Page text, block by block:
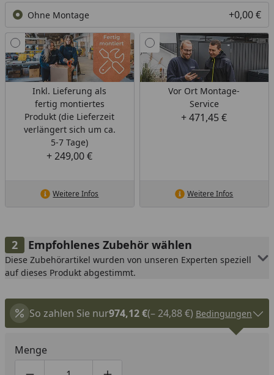
Ohne Montage +0,00 €
Inkl. Lieferung als
fertig montiertes
Produkt (die Lieferzeit
verlängert sich um ca.
5-7 Tage)
+ 249,00 €
Weitere Infos
Vor Ort Montage-
Service
+ 471,45 €
Weitere Infos
Empfohlenes Zubehör wählen
Diese Zubehörartikel wurden von unseren Experten speziell
auf dieses Produkt abgestimmt.
So zahlen Sie nur974,12 €(– 24,88 €) Bedingungen
Menge